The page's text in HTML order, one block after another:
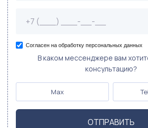
Согласен на обработку персональных данных
В каком мессенджере вам
консультацию?
Max
ОТПРАВИТЬ